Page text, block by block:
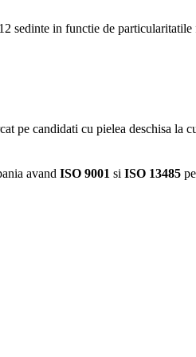
sedinte in functie de
pe candidati cu pielea deschisa la
avand ISO 9001 si ISO 13485